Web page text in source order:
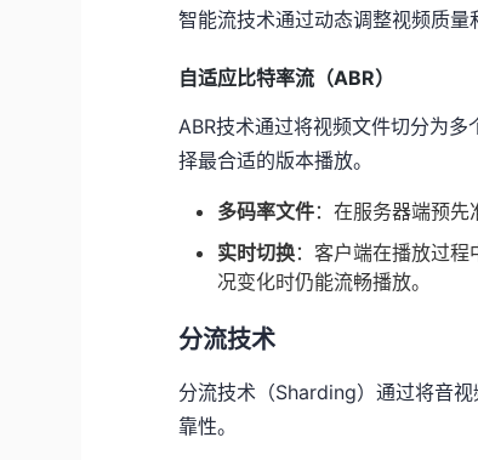
智能流技术通过动态调整视频质量
自适应比特率流（ABR）
ABR技术通过将视频文件切分为
择最合适的版本播放。
多码率文件：在服务器端预先
实时切换：客户端在播放过
况变化时仍能流畅播放。
分流技术
分流技术（Sharding）通过将音
靠性。